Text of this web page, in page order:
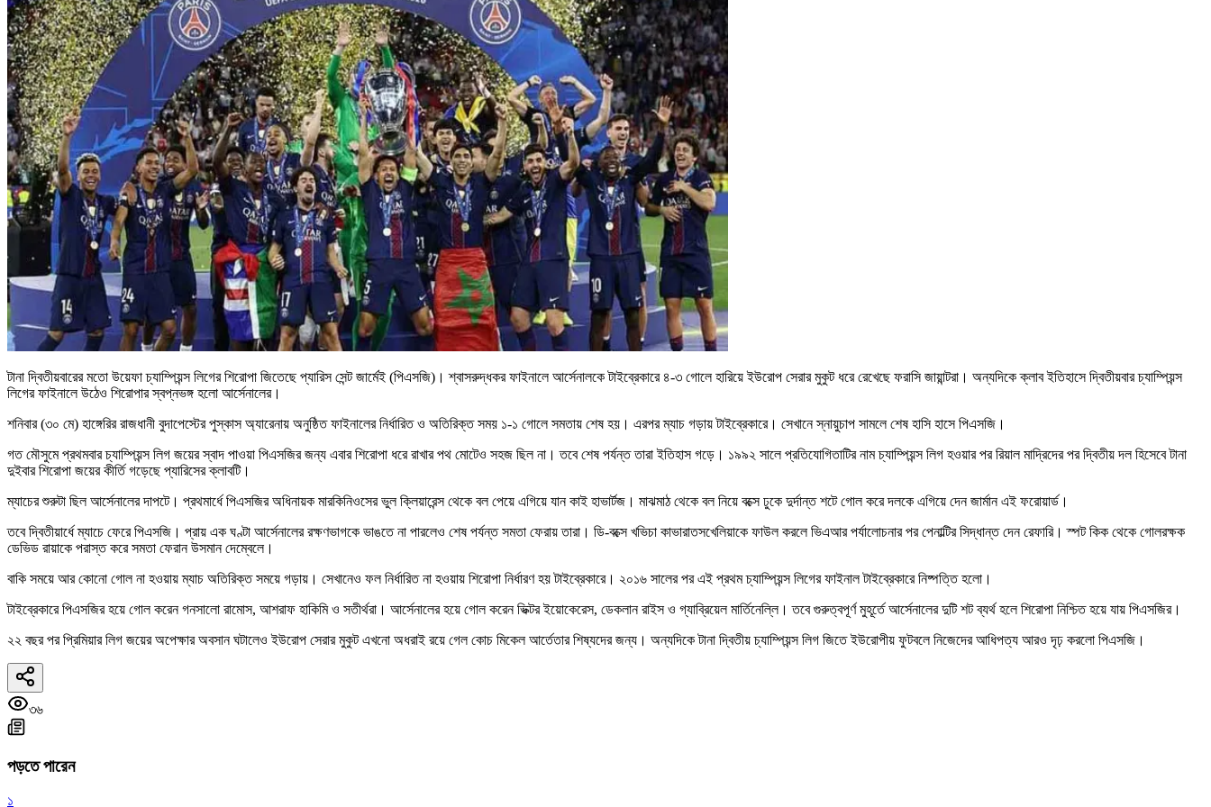
টানা দ্বিতীয়বারের মতো উয়েফা চ্যাম্পিয়ন্স লিগের শিরোপা জিতেছে প্যারিস সেন্ট জার্মেই (পিএসজি)। শ্বাসরুদ্ধকর ফাইনালে আর্সেনালকে টাইব্রেকারে ৪-৩ গোলে হারিয়ে ইউরোপ সেরার মুকুট ধরে রেখেছে ফরাসি জায়ান্টরা। অন্যদিকে ক্লাব ইতিহাসে দ্বিতীয়বার চ্যাম্পিয়ন্স
লিগের ফাইনালে উঠেও শিরোপার স্বপ্নভঙ্গ হলো আর্সেনালের।
শনিবার (৩০ মে) হাঙ্গেরির রাজধানী বুদাপেস্টের পুস্কাস অ্যারেনায় অনুষ্ঠিত ফাইনালের নির্ধারিত ও অতিরিক্ত সময় ১-১ গোলে সমতায় শেষ হয়। এরপর ম্যাচ গড়ায় টাইব্রেকারে। সেখানে স্নায়ুচাপ সামলে শেষ হাসি হাসে পিএসজি।
গত মৌসুমে প্রথমবার চ্যাম্পিয়ন্স লিগ জয়ের স্বাদ পাওয়া পিএসজির জন্য এবার শিরোপা ধরে রাখার পথ মোটেও সহজ ছিল না। তবে শেষ পর্যন্ত তারা ইতিহাস গড়ে। ১৯৯২ সালে প্রতিযোগিতাটির নাম চ্যাম্পিয়ন্স লিগ হওয়ার পর রিয়াল মাদ্রিদের পর দ্বিতীয় দল হিসেবে টানা
দুইবার শিরোপা জয়ের কীর্তি গড়েছে প্যারিসের ক্লাবটি।
ম্যাচের শুরুটা ছিল আর্সেনালের দাপটে। প্রথমার্ধে পিএসজির অধিনায়ক মারকিনিওসের ভুল ক্লিয়ারেন্স থেকে বল পেয়ে এগিয়ে যান কাই হাভার্টজ। মাঝমাঠ থেকে বল নিয়ে বক্সে ঢুকে দুর্দান্ত শটে গোল করে দলকে এগিয়ে দেন জার্মান এই ফরোয়ার্ড।
তবে দ্বিতীয়ার্ধে ম্যাচে ফেরে পিএসজি। প্রায় এক ঘণ্টা আর্সেনালের রক্ষণভাগকে ভাঙতে না পারলেও শেষ পর্যন্ত সমতা ফেরায় তারা। ডি-বক্সে খভিচা কাভারাতসখেলিয়াকে ফাউল করলে ভিএআর পর্যালোচনার পর পেনাল্টির সিদ্ধান্ত দেন রেফারি। স্পট কিক থেকে গোলরক্ষক
ডেভিড রায়াকে পরাস্ত করে সমতা ফেরান উসমান দেম্বেলে।
বাকি সময়ে আর কোনো গোল না হওয়ায় ম্যাচ অতিরিক্ত সময়ে গড়ায়। সেখানেও ফল নির্ধারিত না হওয়ায় শিরোপা নির্ধারণ হয় টাইব্রেকারে। ২০১৬ সালের পর এই প্রথম চ্যাম্পিয়ন্স লিগের ফাইনাল টাইব্রেকারে নিষ্পত্তি হলো।
টাইব্রেকারে পিএসজির হয়ে গোল করেন গনসালো রামোস, আশরাফ হাকিমি ও সতীর্থরা। আর্সেনালের হয়ে গোল করেন ভিক্টর ইয়োকেরেস, ডেকলান রাইস ও গ্যাব্রিয়েল মার্তিনেল্লি। তবে গুরুত্বপূর্ণ মুহূর্তে আর্সেনালের দুটি শট ব্যর্থ হলে শিরোপা নিশ্চিত হয়ে যায় পিএসজির।
২২ বছর পর প্রিমিয়ার লিগ জয়ের অপেক্ষার অবসান ঘটালেও ইউরোপ সেরার মুকুট এখনো অধরাই রয়ে গেল কোচ মিকেল আর্তেতার শিষ্যদের জন্য। অন্যদিকে টানা দ্বিতীয় চ্যাম্পিয়ন্স লিগ জিতে ইউরোপীয় ফুটবলে নিজেদের আধিপত্য আরও দৃঢ় করলো পিএসজি।
৩৬
পড়তে পারেন
১